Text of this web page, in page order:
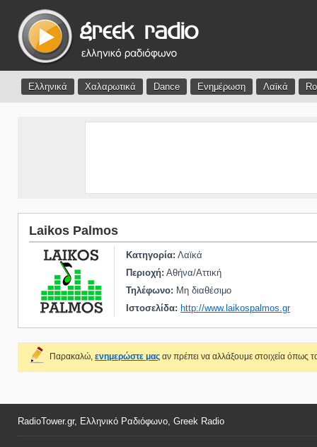
Ελληνικά Χαλαρωτικά Dance Ενημέρωση Λαϊκά
Laikos Palmos
Κατηγορία: Λαϊκά
Περιοχή: Αθήνα/Αττική
Τηλέφωνο: Μη διαθέσιμο
Ιστοσελίδα: http://www.laikospalmos.gr
Παρακαλώ, ενημερώστε μας αν πρέπει να αλλάξουμε στοιχεία όπως
RadioTower.gr, Ελληνικό Ραδιόφωνο, Greek Radio